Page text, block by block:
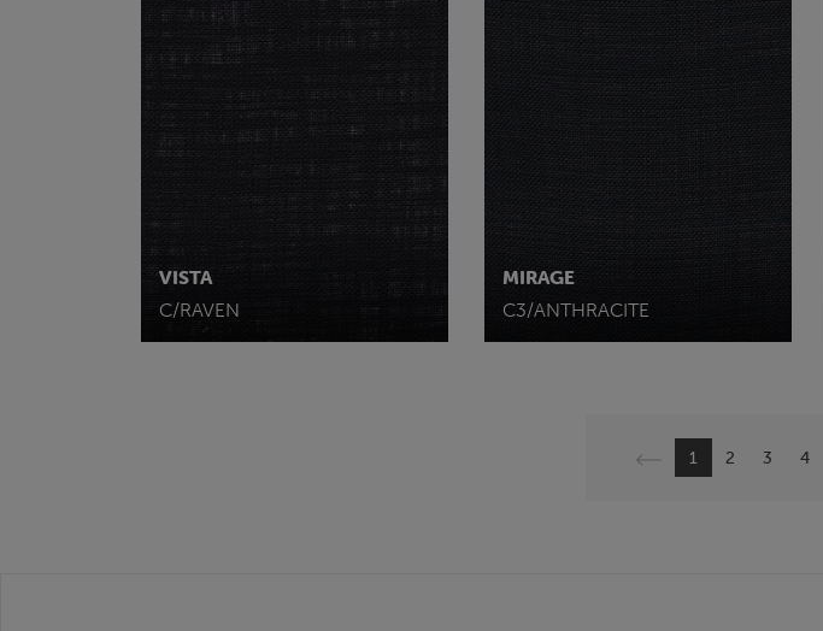
VISTA
C/RAVEN
MIRAGE
C3/ANTHRACITE
Vorige 1 2 3 4